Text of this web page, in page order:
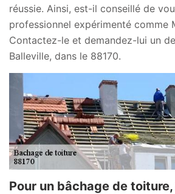
réussie. Ainsi, est-il conseillé de
professionnel expérimenté comme
Contactez-le et demandez-lui un
Balleville, dans le 88170.
Pour un bâchage de